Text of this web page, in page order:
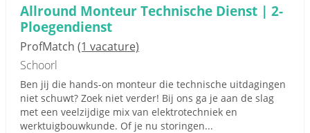
Allround Monteur Technische Dienst | 2-
Ploegendienst
ProfMatch (1 vacature)
Schoorl
Ben jij die hands-on monteur die technische uitdagingen
niet schuwt? Zoek niet verder! Bij ons ga je aan de slag
met een veelzijdige mix van elektrotechniek en
werktuigbouwkunde. Of je nu storingen...